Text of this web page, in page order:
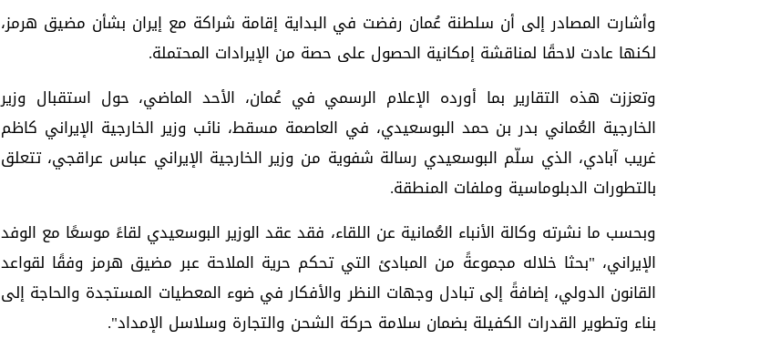
وأشارت المصادر إلى أن سلطنة عُمان رفضت في البداية إقامة شراكة مع إيران بشأن مضيق هرمز،
لكنها عادت لاحقًا لمناقشة إمكانية الحصول على حصة من الإيرادات المحتملة.
وتعززت هذه التقارير بما أورده الإعلام الرسمي في عُمان، الأحد الماضي، حول استقبال وزير
الخارجية العُماني بدر بن حمد البوسعيدي، في العاصمة مسقط، نائب وزير الخارجية الإيراني كاظم
غريب آبادي، الذي سلّم البوسعيدي رسالة شفوية من وزير الخارجية الإيراني عباس عراقجي، تتعلق
بالتطورات الدبلوماسية وملفات المنطقة.
وبحسب ما نشرته وكالة الأنباء العُمانية عن اللقاء، فقد عقد الوزير البوسعيدي لقاءً موسعًا مع الوفد
الإيراني، "بحثا خلاله مجموعةً من المبادئ التي تحكم حرية الملاحة عبر مضيق هرمز وفقًا لقواعد
القانون الدولي، إضافةً إلى تبادل وجهات النظر والأفكار في ضوء المعطيات المستجدة والحاجة إلى
بناء وتطوير القدرات الكفيلة بضمان سلامة حركة الشحن والتجارة وسلاسل الإمداد".